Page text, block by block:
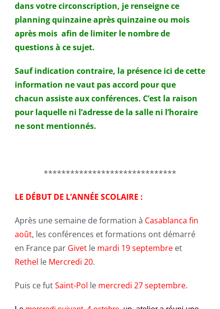
dans votre circonscription, je renseigne ce
planning quinzaine après quinzaine ou mois
après mois afin de limiter le nombre de
questions à ce sujet.
Sauf indication contraire, la présence ici de cette
information ne vaut pas accord pour que
chacun assiste aux conférences. C’est la raison
pour laquelle ni l’adresse de la salle ni l’horaire
ne sont mentionnés.
******************************
LE DÉBUT DE L’ANNÉE SCOLAIRE :
Après une semaine de formation à Casablanca fin
août, les conférences et formations ont démarré
en France par Givet le mardi 19 septembre et
Rethel le Mercredi 20.
Puis ce futSaint-Pol le mercredi 27 septembre.